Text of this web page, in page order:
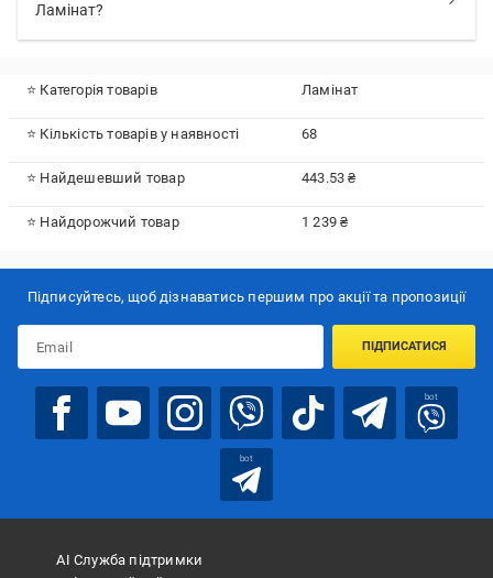
Ламінат?
⭐ Категорія товарів Ламінат
⭐ Кількість товарів у наявності 68
⭐ Найдешевший товар 443.53 ₴
⭐ Найдорожчий товар 1 239 ₴
Підписуйтесь, щоб дізнаватись першим про акції та пропозиції
ПІДПИСАТИСЯ
bot
bot
АІ Служба підтримки